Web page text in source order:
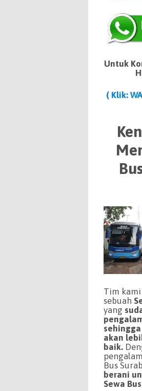
Untuk
( Klik:
Tim
sebuah
yang
akan
baik.
Bus
berani
Sewa